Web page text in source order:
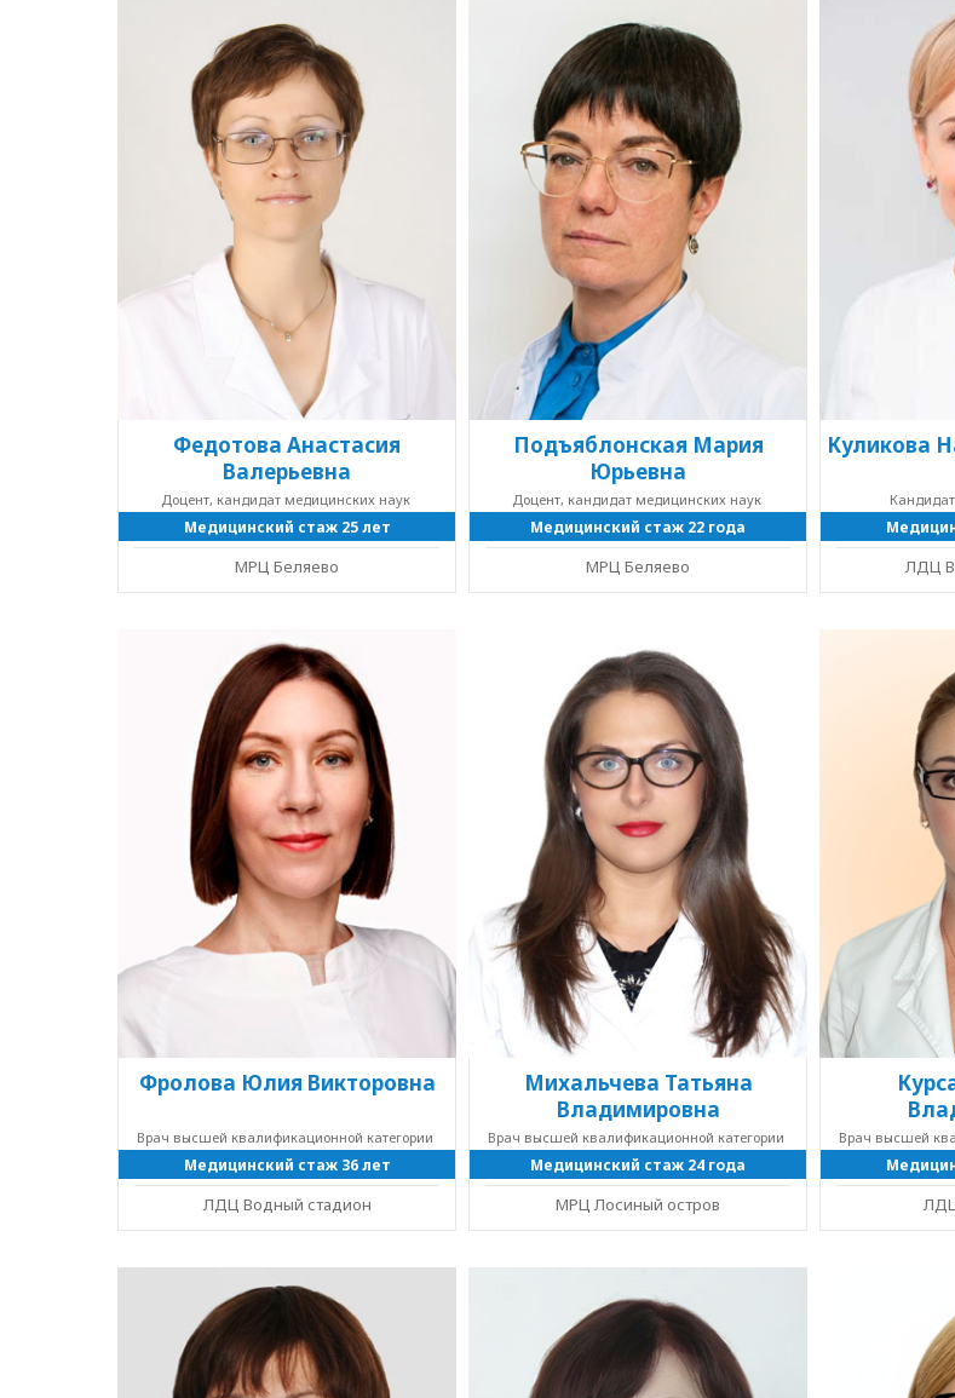
Федотова Анастасия
Валерьевна
Доцент, кандидат медицинских наук
Медицинский стаж 25 лет
МРЦ Беляево
Подъяблонская Мария
Юрьевна
Доцент, кандидат медицинских наук
Медицинский стаж 22 года
МРЦ Беляево
Куликова
ЛДЦ
Фролова Юлия Викторовна
Врач высшей квалификационной категории
Медицинский стаж 36 лет
ЛДЦ Водный стадион
Михальчева Татьяна
Владимировна
Врач высшей квалификационной категории
Медицинский стаж 24 года
МРЦ Лосиный остров
Врач высшей